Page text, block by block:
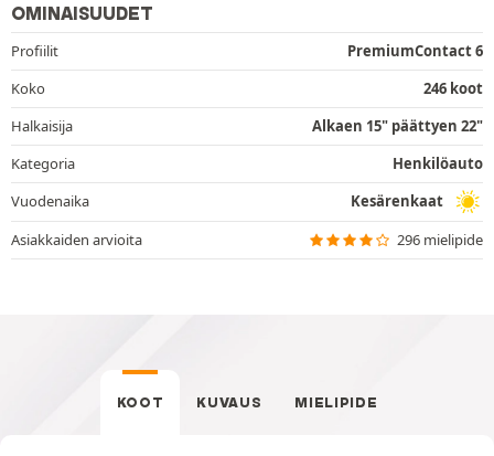
OMINAISUUDET
Profiilit
PremiumContact 6
Koko
246 koot
Halkaisija
Alkaen 15" päättyen 22"
Kategoria
Henkilöauto
Vuodenaika
Kesärenkaat
Asiakkaiden arvioita
296 mielipide
KOOT KUVAUS MIELIPIDE